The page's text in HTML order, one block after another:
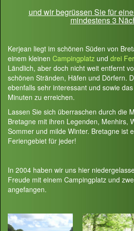
und wir begrüssen Sie für
mindestens 3
Kerjean liegt im schönen Süden von
einem kleinen Campingplatz und drei
Ländlich, aber doch nicht weit entfernt
schönen Stränden, Häfen und Dörfern.
ebenfalls sehr interessant und sowie
Minuten zu erreichen.
Lassen Sie sich überraschen durch die
Bretagne mit ihren Legenden, Menhirs,
Sommer und milde Winter. Bretagne ist
Feriengebiet für jeder!
In 2004 haben wir uns hier
Freude mit einem Campingplatz und
angefangen.